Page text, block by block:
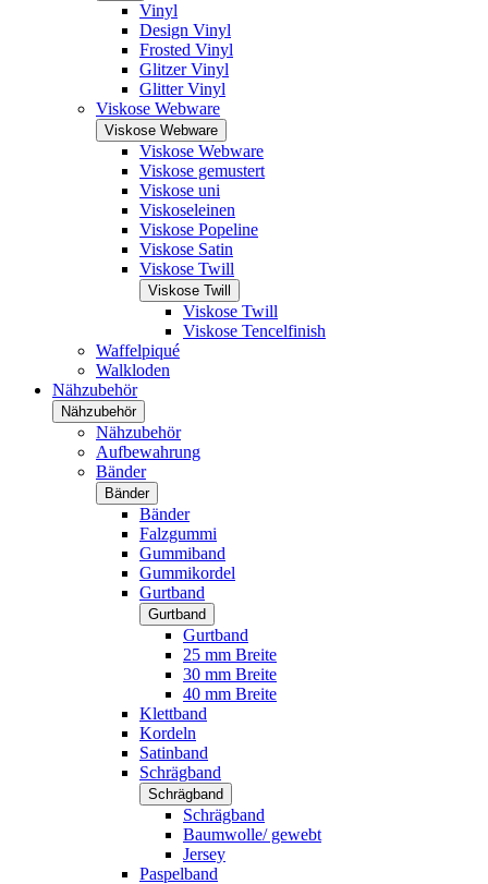
Vinyl
Design Vinyl
Frosted Vinyl
Glitzer Vinyl
Glitter Vinyl
Viskose Webware
Viskose Webware
Viskose Webware
Viskose gemustert
Viskose uni
Viskoseleinen
Viskose Popeline
Viskose Satin
Viskose Twill
Viskose Twill
Viskose Twill
Viskose Tencelfinish
Waffelpiqué
Walkloden
Nähzubehör
Nähzubehör
Nähzubehör
Aufbewahrung
Bänder
Bänder
Bänder
Falzgummi
Gummiband
Gummikordel
Gurtband
Gurtband
Gurtband
25 mm Breite
30 mm Breite
40 mm Breite
Klettband
Kordeln
Satinband
Schrägband
Schrägband
Schrägband
Baumwolle/ gewebt
Jersey
Paspelband